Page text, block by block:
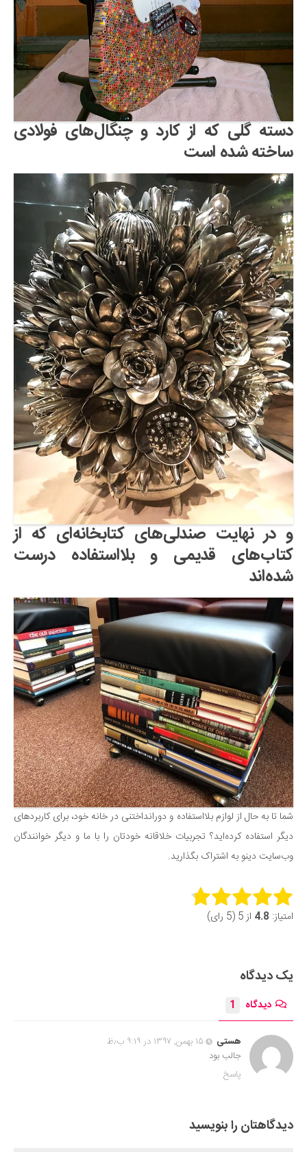
دسته گلی که از کارد و چنگال‌های فولادی
ساخته شده است
و در نهایت صندلی‌های کتابخانه‌ای که از
کتاب‌های قدیمی و بلااستفاده درست
شده‌اند
شما تا به حال از لوازم بلااستفاده و دورانداختنی در خانه خود، برای کاربردهای
دیگر استفاده کرده‌اید؟ تجربیات خلاقانه خودتان را با ما و دیگر خوانندگان
وب‌سایت دینو به اشتراک بگذارید.
Rate this item:
امتیاز: 4.8 از 5 (5 رای)
یک دیدگاه
دیدگاه 1
هستی
۱۵ بهمن, ۱۳۹۷ در ۹:۱۹ ب٫ظ
جالب بود
پاسخ
دیدگاهتان را بنویسید